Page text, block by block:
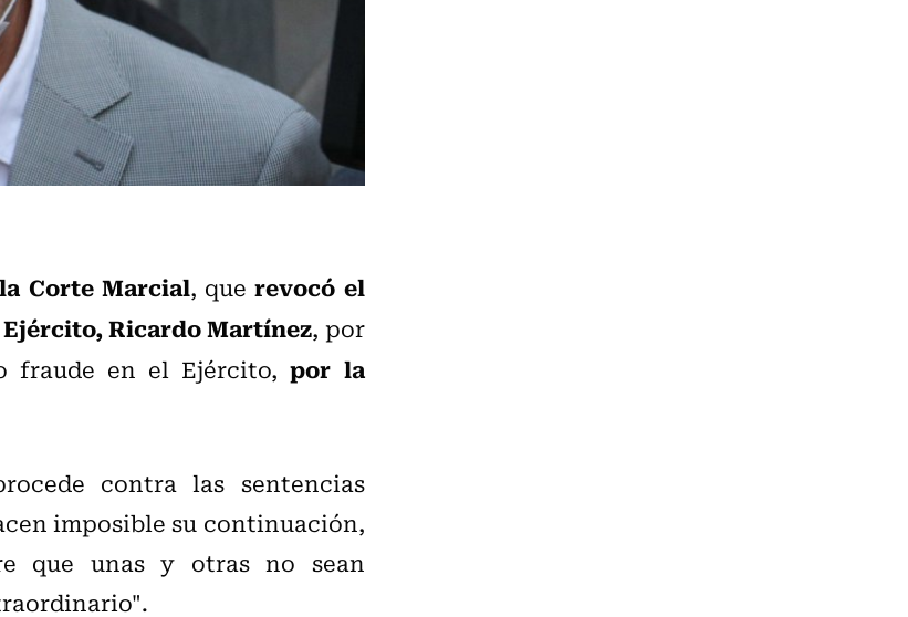
Corte Marcial, que revocó el
Ricardo Martínez, por
fraude en el Ejército,por la
contra las sentencias
imposible su continuación,
que unas y otras no sean